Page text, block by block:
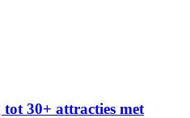
tot 30+ attracties met